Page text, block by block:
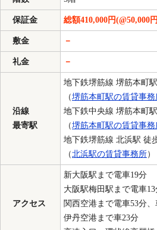
保証金 総額410,000円(@50,000
敷金 －
礼金 －
沿線
最寄駅
地下鉄堺筋線 堺筋本町
（堺筋本町駅の賃貸事務
地下鉄中央線 堺筋本町
（堺筋本町駅の賃貸事務
地下鉄堺筋線 北浜駅 徒
（北浜駅の賃貸事務所）
アクセス
新大阪駅まで電車19分
大阪駅梅田駅まで電車13
関西空港まで電車53分、
伊丹空港まで車23分